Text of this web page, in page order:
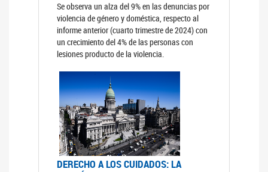
Se observa un alza del 9% en las denuncias por
violencia de género y doméstica, respecto al
informe anterior (cuarto trimestre de 2024) con
un crecimiento del 4% de las personas con
lesiones producto de la violencia.
DERECHO A LOS CUIDADOS: LA